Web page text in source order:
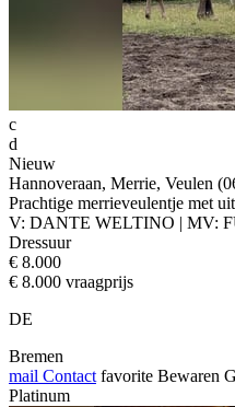
c
d
Nieuw
Hannoveraan, Merrie, Veulen
Prachtige merrieveulentje met
V: DANTE WELTINO | MV:
Dressuur
€ 8.000
€ 8.000 vraagprijs
DE
Bremen
mail Contact favorite Bewaren
Platinum